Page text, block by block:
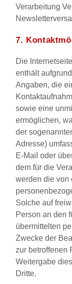
Verarbeitung
7.
Die
enthält
Angaben, die
sowie eine
ermöglichen,
der
Adresse)
E-Mail oder
dem für die
werden die von
Solche auf
Person an den
übermittelten
Zwecke der
zur betroffenen
Weitergabe
Dritte.